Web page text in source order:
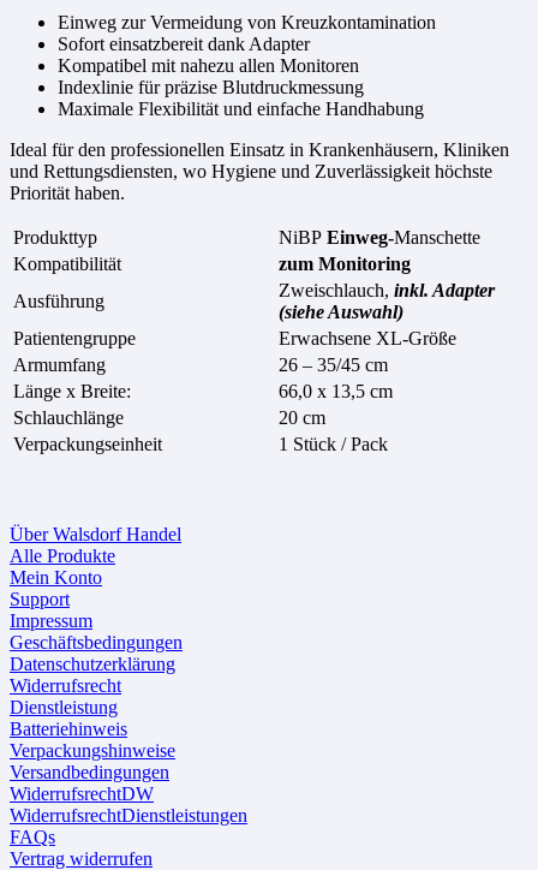
Einweg zur Vermeidung von Kreuzkontamination
Sofort einsatzbereit dank Adapter
Kompatibel mit nahezu allen Monitoren
Indexlinie für präzise Blutdruckmessung
Maximale Flexibilität und einfache Handhabung
Ideal für den professionellen Einsatz in Krankenhäusern, Kliniken
und Rettungsdiensten, wo Hygiene und Zuverlässigkeit höchste
Priorität haben.
Produkttyp NiBP Einweg-Manschette
Kompatibilität
zum Monitoring
Ausführung
Zweischlauch, inkl. Adapter
(siehe Auswahl)
Patientengruppe
Erwachsene XL-Größe
Armumfang
26 – 35/45 cm
Länge x Breite:
66,0 x 13,5 cm
Schlauchlänge
20 cm
Verpackungseinheit
1 Stück / Pack
Über Walsdorf Handel
Alle Produkte
Mein Konto
Support
Impressum
Geschäftsbedingungen
Datenschutzerklärung
Widerrufsrecht
Dienstleistung
Batteriehinweis
Verpackungshinweise
Versandbedingungen
WiderrufsrechtDW
WiderrufsrechtDienstleistungen
FAQs
Vertrag widerrufen